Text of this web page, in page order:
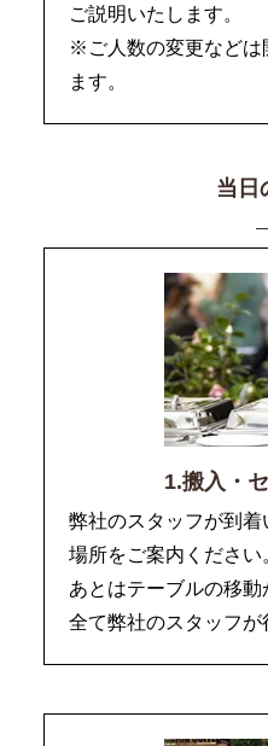
ご説明いたします。
※ご人数の変更などは
ます。
当日
1.搬入・
弊社のスタッフが到
場所をご案内ください
あとはテーブルの移
全て弊社のスタッフが